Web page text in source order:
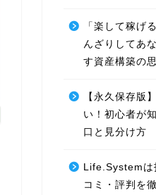
「楽して稼げ
んざりしてあ
す資産構築の
【永久保存版
い！初心者が
口と見分け方
Life.Systemは
コミ・評判を